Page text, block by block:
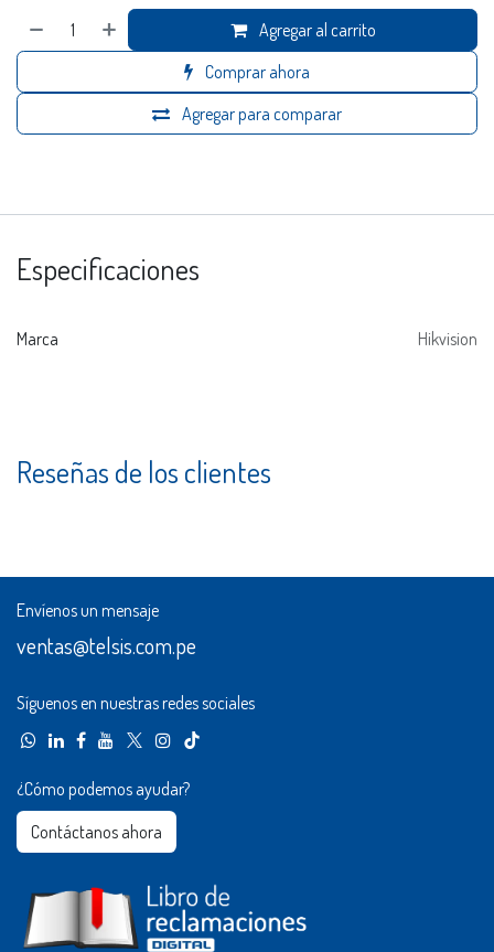
Agregar al carrito
Comprar ahora
Agregar para comparar
Especificaciones
Marca Hikvision
Reseñas de los clientes
Envíenos un mensaje
ventas@telsis.com.pe
Síguenos en nuestras redes sociales
¿Cómo podemos ayudar?
Contáctanos ahora​​